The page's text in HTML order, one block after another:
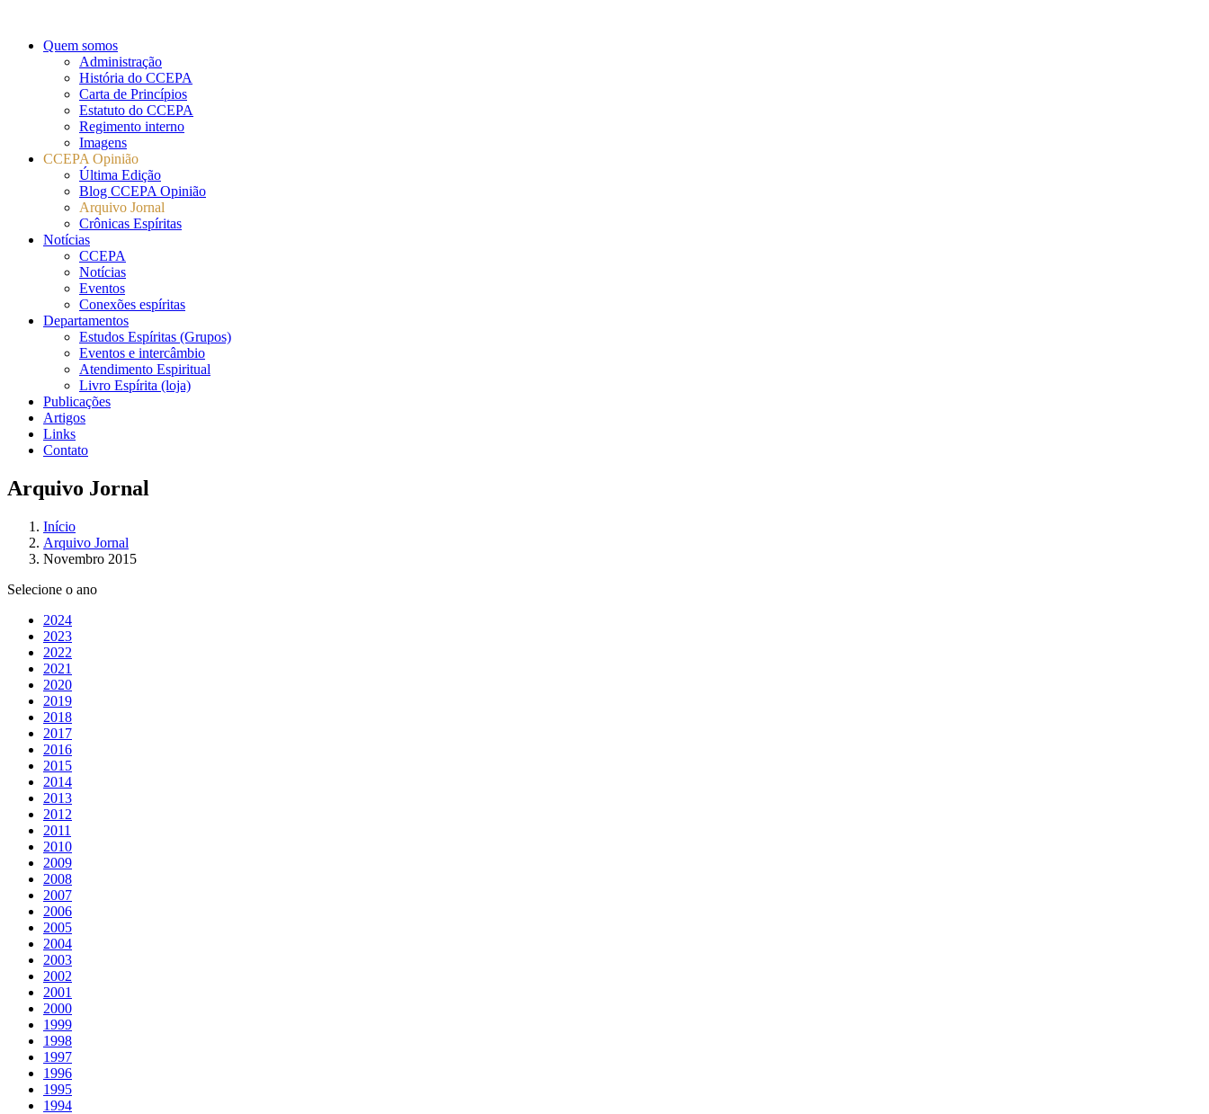
Quem somos
Administração
História do CCEPA
Carta de Princípios
Estatuto do CCEPA
Regimento interno
Imagens
CCEPA Opinião
Última Edição
Blog CCEPA Opinião
Arquivo Jornal
Crônicas Espíritas
Notícias
CCEPA
Notícias
Eventos
Conexões espíritas
Departamentos
Estudos Espíritas (Grupos)
Eventos e intercâmbio
Atendimento Espiritual
Livro Espírita (loja)
Publicações
Artigos
Links
Contato
Arquivo Jornal
Início
Arquivo Jornal
Novembro 2015
Selecione o ano
2024
2023
2022
2021
2020
2019
2018
2017
2016
2015
2014
2013
2012
2011
2010
2009
2008
2007
2006
2005
2004
2003
2002
2001
2000
1999
1998
1997
1996
1995
1994